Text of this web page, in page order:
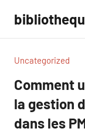
contenu
Uncategorized
Comment
la gestion
dans les